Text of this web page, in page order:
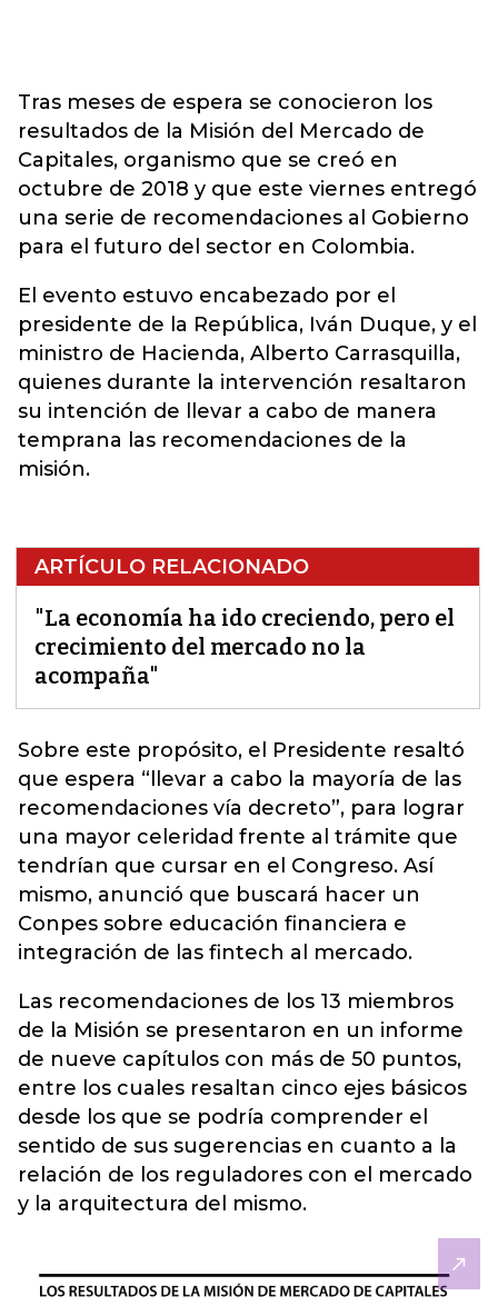
Tras meses de espera se conocieron los
resultados de la Misión del Mercado de
Capitales, organismo que se creó en
octubre de 2018 y que este viernes entregó
una serie de recomendaciones al Gobierno
para el futuro del sector en Colombia.
El evento estuvo encabezado por el
presidente de la República, Iván Duque, y el
ministro de Hacienda, Alberto Carrasquilla,
quienes durante la intervención resaltaron
su intención de llevar a cabo de manera
temprana las recomendaciones de la
misión.
ARTÍCULO RELACIONADO
"La economía ha ido creciendo, pero el
crecimiento del mercado no la
acompaña"
Sobre este propósito, el Presidente resaltó
que espera “llevar a cabo la mayoría de las
recomendaciones vía decreto”, para lograr
una mayor celeridad frente al trámite que
tendrían que cursar en el Congreso. Así
mismo, anunció que buscará hacer un
Conpes sobre educación financiera e
integración de las fintech al mercado.
Las recomendaciones de los 13 miembros
de la Misión se presentaron en un informe
de nueve capítulos con más de 50 puntos,
entre los cuales resaltan cinco ejes básicos
desde los que se podría comprender el
sentido de sus sugerencias en cuanto a la
relación de los reguladores con el mercado
y la arquitectura del mismo.